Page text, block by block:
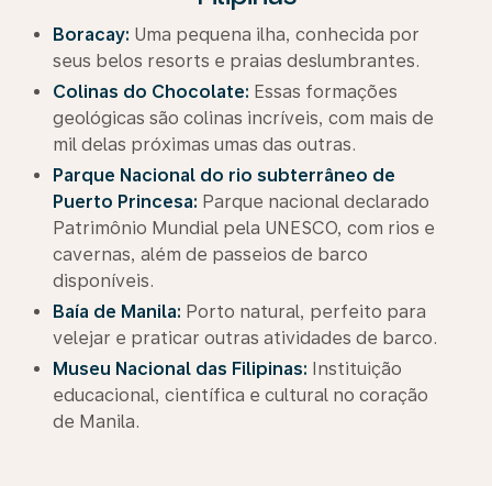
Boracay: Uma pequena ilha, conhecida por
seus belos resorts e praias deslumbrantes.
Colinas do Chocolate: Essas formações
geológicas são colinas incríveis, com mais de
mil delas próximas umas das outras.
Parque Nacional do rio subterrâneo de
Puerto Princesa: Parque nacional declarado
Patrimônio Mundial pela UNESCO, com rios e
cavernas, além de passeios de barco
disponíveis.
Baía de Manila: Porto natural, perfeito para
velejar e praticar outras atividades de barco.
Museu Nacional das Filipinas: Instituição
educacional, científica e cultural no coração
de Manila.